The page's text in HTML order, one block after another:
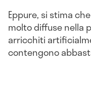
Eppure, si stima che
molto diffuse nella
arricchiti
contengono